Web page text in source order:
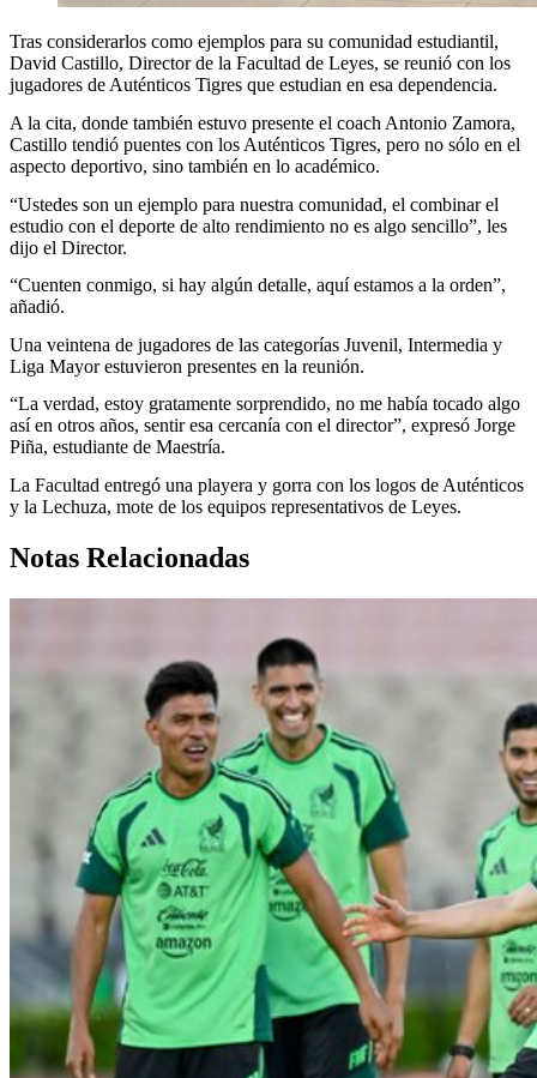
Tras considerarlos como ejemplos para su comunidad estudiantil,
David Castillo, Director de la Facultad de Leyes, se reunió con los
jugadores de Auténticos Tigres que estudian en esa dependencia.
A la cita, donde también estuvo presente el coach Antonio Zamora,
Castillo tendió puentes con los Auténticos Tigres, pero no sólo en el
aspecto deportivo, sino también en lo académico.
“Ustedes son un ejemplo para nuestra comunidad, el combinar el
estudio con el deporte de alto rendimiento no es algo sencillo”, les
dijo el Director.
“Cuenten conmigo, si hay algún detalle, aquí estamos a la orden”,
añadió.
Una veintena de jugadores de las categorías Juvenil, Intermedia y
Liga Mayor estuvieron presentes en la reunión.
“La verdad, estoy gratamente sorprendido, no me había tocado algo
así en otros años, sentir esa cercanía con el director”, expresó Jorge
Piña, estudiante de Maestría.
La Facultad entregó una playera y gorra con los logos de Auténticos
y la Lechuza, mote de los equipos representativos de Leyes.
Notas Relacionadas